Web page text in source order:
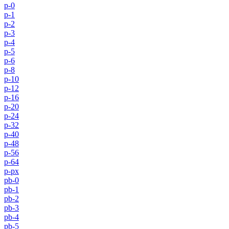
p-0
p-1
p-2
p-3
p-4
p-5
p-6
p-8
p-10
p-12
p-16
p-20
p-24
p-32
p-40
p-48
p-56
p-64
p-px
pb-0
pb-1
pb-2
pb-3
pb-4
pb-5